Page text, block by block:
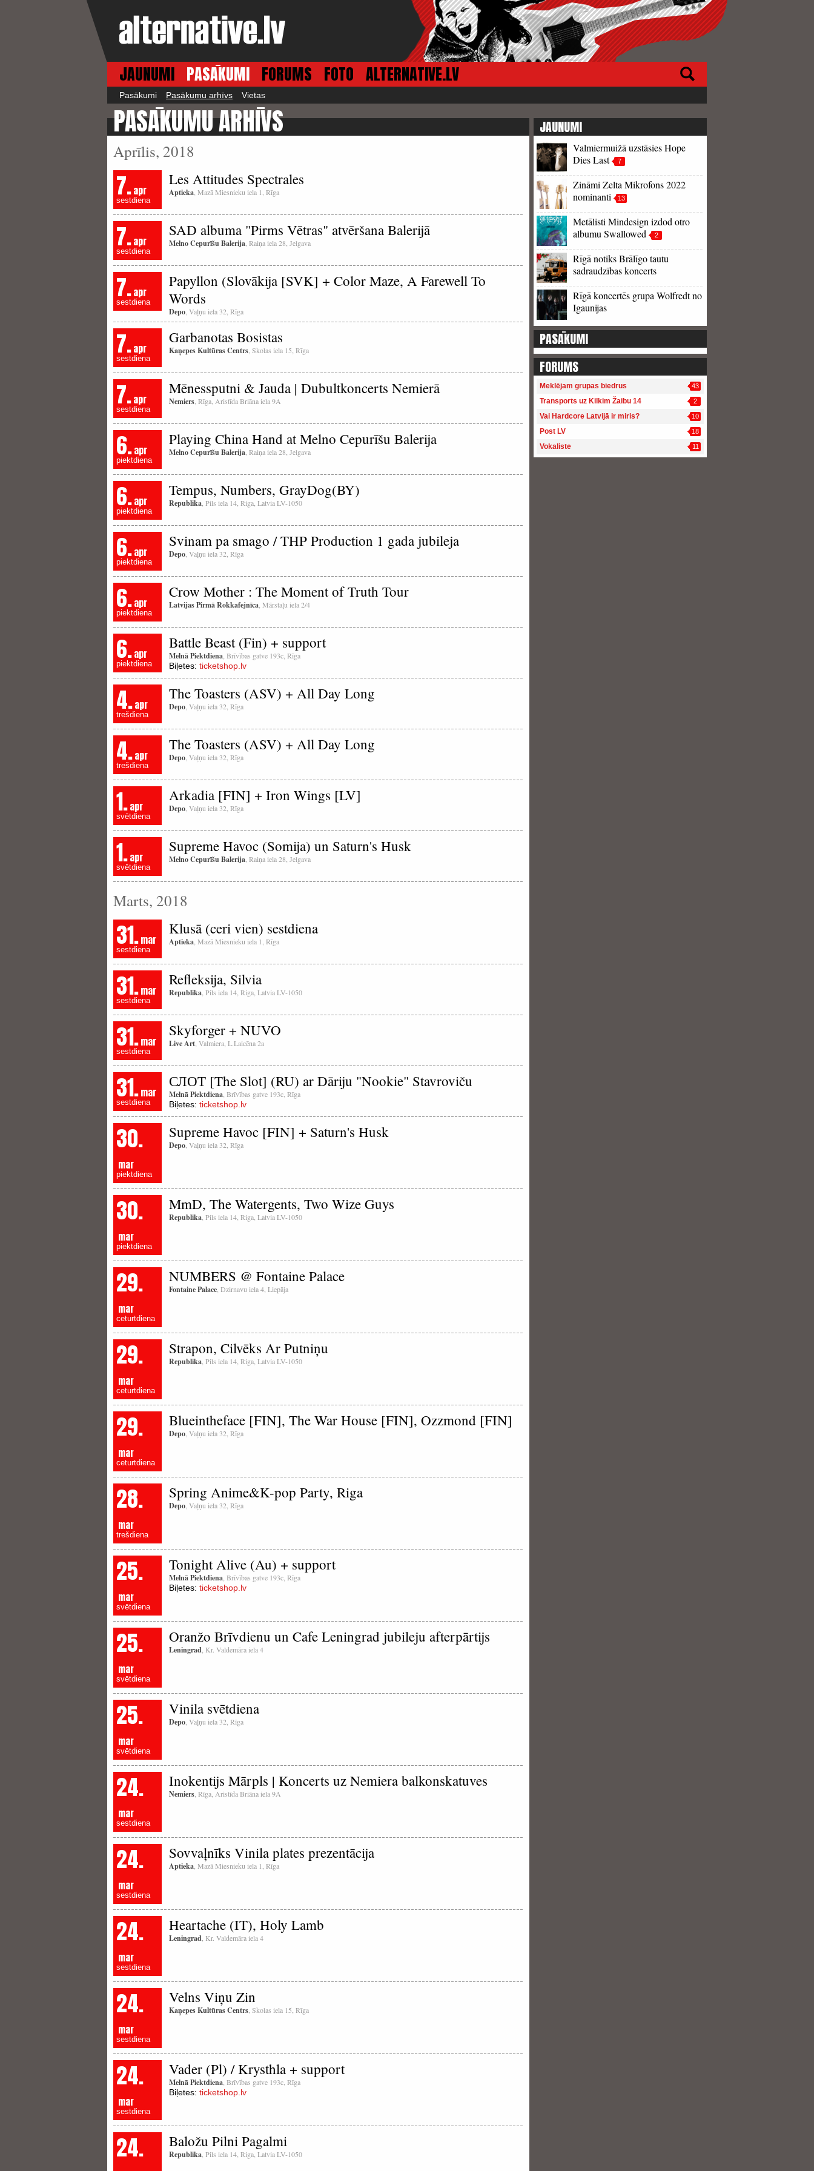
JAUNUMI PASĀKUMI FORUMS FOTO ALTERNATIVE.LV
Pasākumi Pasākumu arhīvs Vietas
PASĀKUMU ARHĪVS
Aprīlis, 2018
7.apr
sestdiena
Les Attitudes Spectrales
Aptieka , Mazā Miesnieku iela 1, Rīga
7.apr
sestdiena
SAD albuma "Pirms Vētras" atvēršana Balerijā
Melno Cepurīšu Balerija , Raiņa iela 28, Jelgava
7.apr
sestdiena
Papyllon (Slovākija [SVK] + Color Maze, A Farewell To
Words
Depo , Vaļņu iela 32, Rīga
7.apr
sestdiena
Garbanotas Bosistas
Kaņepes Kultūras Centrs , Skolas iela 15, Rīga
7.apr
sestdiena
Mēnessputni & Jauda | Dubultkoncerts Nemierā
Nemiers , Rīga, Aristīda Briāna iela 9A
6.apr
piektdiena
Playing China Hand at Melno Cepurīšu Balerija
Melno Cepurīšu Balerija , Raiņa iela 28, Jelgava
6.apr
piektdiena
Tempus, Numbers, GrayDog(BY)
Republika , Pils iela 14, Riga, Latvia LV-1050
6.apr
piektdiena
Svinam pa smago / THP Production 1 gada jubileja
Depo , Vaļņu iela 32, Rīga
6.apr
piektdiena
Crow Mother : The Moment of Truth Tour
Latvijas Pirmā Rokkafejnīca , Mārstaļu iela 2/4
6.apr
piektdiena
Battle Beast (Fin) + support
Melnā Piektdiena , Brīvības gatve 193c, Rīga
Biļetes: ticketshop.lv
4.apr
trešdiena
The Toasters (ASV) + All Day Long
Depo , Vaļņu iela 32, Rīga
4.apr
trešdiena
The Toasters (ASV) + All Day Long
Depo , Vaļņu iela 32, Rīga
1.apr
svētdiena
Arkadia [FIN] + Iron Wings [LV]
Depo , Vaļņu iela 32, Rīga
1.apr
svētdiena
Supreme Havoc (Somija) un Saturn's Husk
Melno Cepurīšu Balerija , Raiņa iela 28, Jelgava
Marts, 2018
31.mar
sestdiena
Klusā (ceri vien) sestdiena
Aptieka , Mazā Miesnieku iela 1, Rīga
31.mar
sestdiena
Refleksija, Silvia
Republika , Pils iela 14, Riga, Latvia LV-1050
31.mar
sestdiena
Skyforger + NUVO
Live Art , Valmiera, L.Laicēna 2a
31.mar
sestdiena
СЛОТ [The Slot] (RU) ar Dāriju "Nookie" Stavroviču
Melnā Piektdiena , Brīvības gatve 193c, Rīga
Biļetes: ticketshop.lv
30.
mar
piektdiena
Supreme Havoc [FIN] + Saturn's Husk
Depo , Vaļņu iela 32, Rīga
30.
mar
piektdiena
MmD, The Watergents, Two Wize Guys
Republika , Pils iela 14, Riga, Latvia LV-1050
29.
mar
ceturtdiena
NUMBERS @ Fontaine Palace
Fontaine Palace , Dzirnavu iela 4, Liepāja
29.
mar
ceturtdiena
Strapon, Cilvēks Ar Putniņu
Republika , Pils iela 14, Riga, Latvia LV-1050
29.
mar
ceturtdiena
Blueintheface [FIN], The War House [FIN], Ozzmond [FIN]
Depo , Vaļņu iela 32, Rīga
28.
mar
trešdiena
Spring Anime&K-pop Party, Riga
Depo , Vaļņu iela 32, Rīga
25.
mar
svētdiena
Tonight Alive (Au) + support
Melnā Piektdiena , Brīvības gatve 193c, Rīga
Biļetes: ticketshop.lv
25.
mar
svētdiena
Oranžo Brīvdienu un Cafe Leningrad jubileju afterpārtijs
Leningrad , Kr. Valdemāra iela 4
25.
mar
svētdiena
Vinila svētdiena
Depo , Vaļņu iela 32, Rīga
24.
mar
sestdiena
Inokentijs Mārpls | Koncerts uz Nemiera balkonskatuves
Nemiers , Rīga, Aristīda Briāna iela 9A
24.
mar
sestdiena
Sovvaļnīks Vinila plates prezentācija
Aptieka , Mazā Miesnieku iela 1, Rīga
24.
mar
sestdiena
Heartache (IT), Holy Lamb
Leningrad , Kr. Valdemāra iela 4
24.
mar
sestdiena
Velns Viņu Zin
Kaņepes Kultūras Centrs , Skolas iela 15, Rīga
24.
mar
sestdiena
Vader (Pl) / Krysthla + support
Melnā Piektdiena , Brīvības gatve 193c, Rīga
Biļetes: ticketshop.lv
24. Baložu Pilni Pagalmi
Republika , Pils iela 14, Riga, Latvia LV-1050
JAUNUMI
Valmiermuižā uzstāsies Hope
Dies Last
7
Zināmi Zelta Mikrofons 2022
nominanti
13
Metālisti Mindesign izdod otro
albumu Swallowed
2
Rīgā notiks Brālīgo tautu
sadraudzības koncerts
Rīgā koncertēs grupa Wolfredt no
Igaunijas
PASĀKUMI
FORUMS
Meklējam grupas biedrus 43
Transports uz Kilkim Žaibu 14 2
Vai Hardcore Latvijā ir miris? 10
Post LV 18
Vokaliste 11